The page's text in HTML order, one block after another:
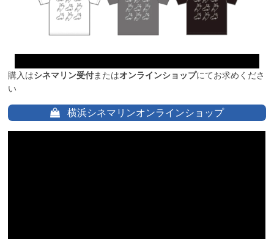
購入はシネマリン受付またはオンラインショップにてお求めくださ
い
横浜シネマリンオンラインショップ